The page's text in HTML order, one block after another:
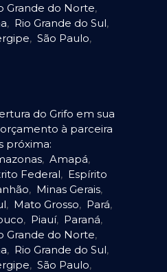
Grande do Norte,
, Rio Grande do Sul,
, São Paulo,
do Grifo em sua
à parceira
próxima:
, Amapá,
Federal, Espírito
, Minas Gerais,
, Mato Grosso, Pará,
, Piauí, Paraná,
Grande do Norte,
, Rio Grande do Sul,
, São Paulo,